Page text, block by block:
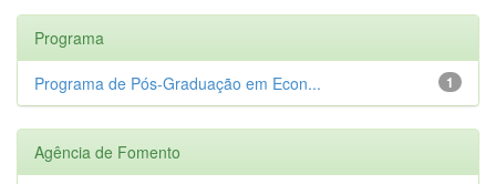
Programa
1
Programa de Pós-Graduação em Econ...
Agência de Fomento